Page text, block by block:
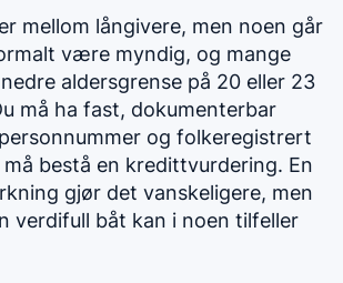
mellom långivere, men noen går
være myndig, og mange
aldersgrense på 20 eller 23
må ha fast, dokumenterbar
og folkeregistrert
må bestå en kredittvurdering. En
gjør det vanskeligere, men
verdifull båt kan i noen tilfeller